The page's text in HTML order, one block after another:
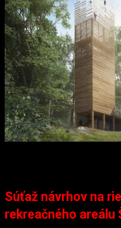
Súťaž návrhov na
rekreačného